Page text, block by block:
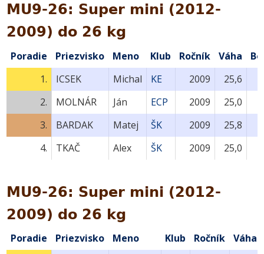
MU9-26: Super mini (2012-
2009) do 26 kg
Poradie Priezvisko Meno Klub Ročník Váha
1.
ICSEK Michal KE 2009
25,6
2.
MOLNÁR Ján ECP 2009
25,0
3.
BARDAK Matej ŠK 2009
25,8
4.
TKAČ Alex ŠK 2009 25,0
MU9-26: Super mini (2012-
2009) do 26 kg
Poradie Priezvisko Meno Klub Ročník
Váha